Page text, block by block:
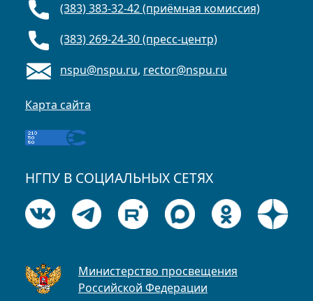
(383) 383-32-42 (приёмная комиссия)
(383) 269-24-30 (пресс-центр)
nspu@nspu.ru, rector@nspu.ru
Карта сайта
НГПУ В СОЦИАЛЬНЫХ СЕТЯХ
Министерство просвещения
Российской Федерации